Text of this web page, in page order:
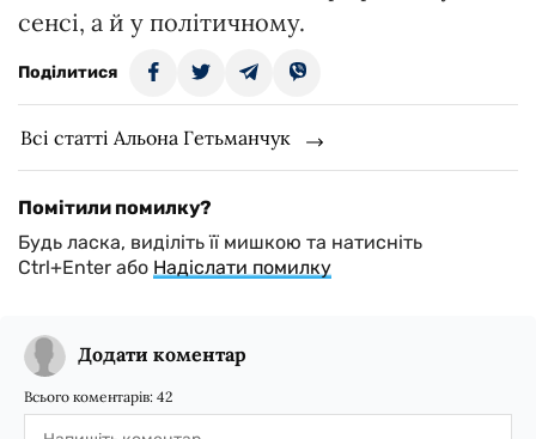
сенсі, а й у політичному.
Поділитися
Всі статті Альона Гетьманчук
Помітили помилку?
Будь ласка, виділіть її мишкою та натисніть
Ctrl+Enter або Надіслати помилку
Додати коментар
Всього коментарів: 42